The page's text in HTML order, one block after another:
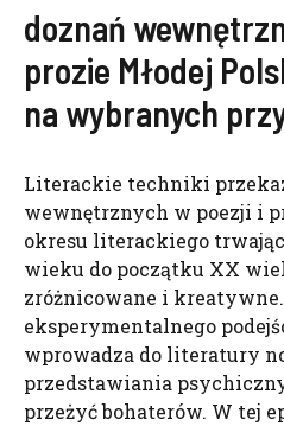
doznań
prozie Młodej
na wybranych
Literackie techniki
wewnętrznych w poezji i
okresu literackiego
wieku do początku XX
zróżnicowane i kreatywne.
eksperymentalnego
wprowadza do literatury
przedstawiania
przeżyć bohaterów. W tej